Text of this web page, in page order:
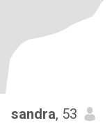
sandra, 53